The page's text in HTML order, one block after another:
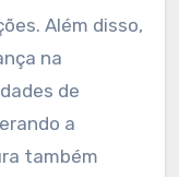
Além disso,
na
de
a
também